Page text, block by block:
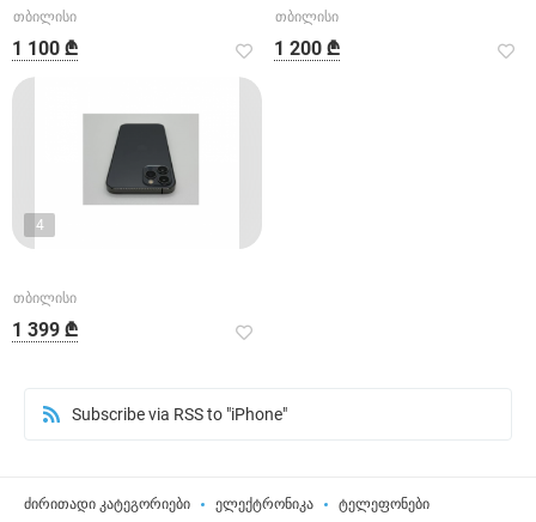
თბილისი
1 100 ₾
თბილისი
1 200 ₾
4
თბილისი
1 399 ₾
Subscribe via RSS to "iPhone"
ძირითადი კატეგორიები ელექტრონიკა ტელეფონები